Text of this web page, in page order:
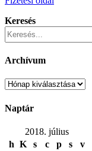
Keresés
Archívum
Archívum
Naptár
2018. július
h K s c p s
v